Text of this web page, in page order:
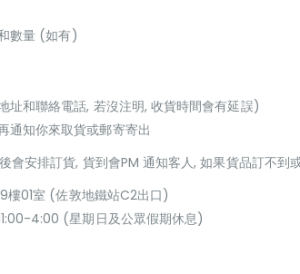
數量 (如有)
址和聯絡電話, 若沒注明, 收貨時間會有延誤)
通知你來取貨或郵寄寄出
會安排訂貨, 貨到會PM 通知客人, 如果貨品訂不到
01室 (佐敦地鐵站C2出口)
4:00 (星期日及公眾假期休息)